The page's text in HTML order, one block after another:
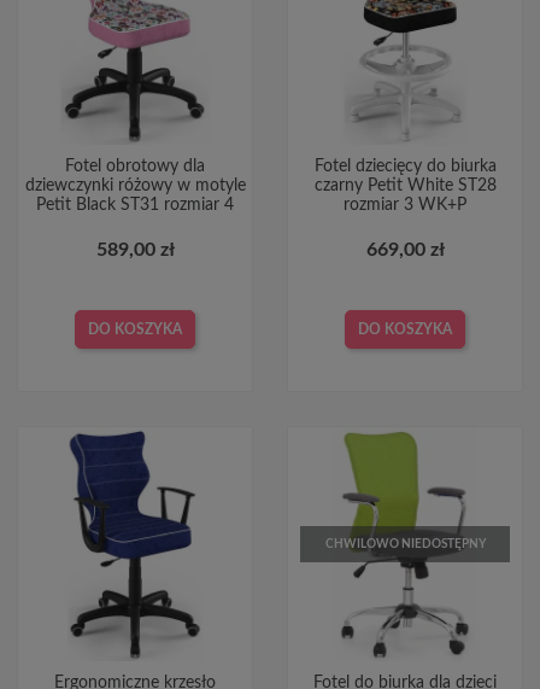
Fotel obrotowy dla
dziewczynki różowy w motyle
Petit Black ST31 rozmiar 4
589,00 zł
DO KOSZYKA
Fotel dziecięcy do biurka
czarny Petit White ST28
rozmiar 3 WK+P
669,00 zł
DO KOSZYKA
Ergonomiczne krzesło
CHWILOWO NIEDOSTĘPNY
Fotel do biurka dla dzieci